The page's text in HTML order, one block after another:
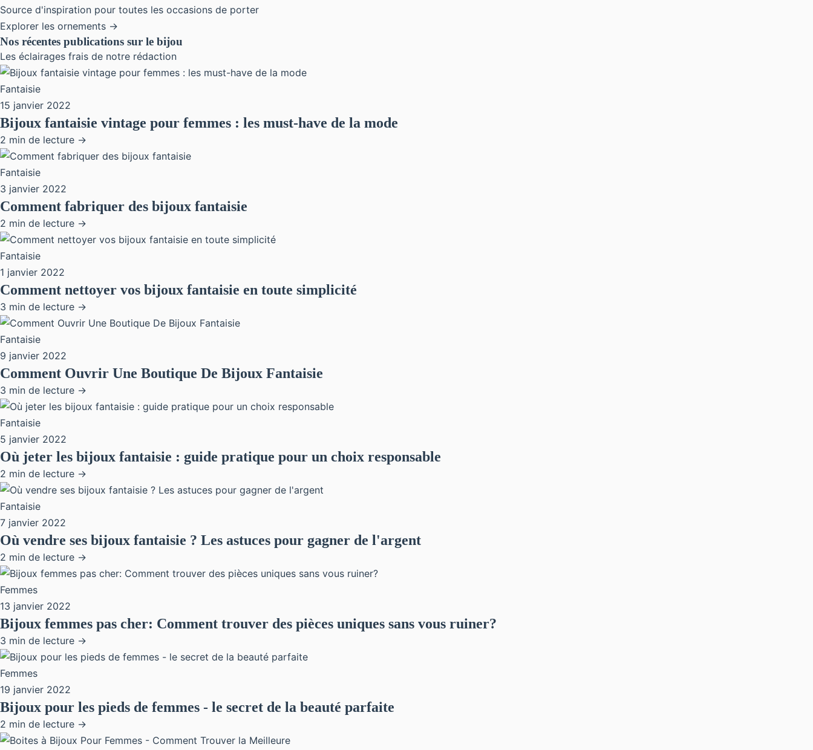
Source d'inspiration pour toutes les occasions de porter
Explorer les ornements →
Nos récentes publications sur le bijou
Les éclairages frais de notre rédaction
Fantaisie
15 janvier 2022
Bijoux fantaisie vintage pour femmes : les must-have de la mode
2 min de lecture →
Fantaisie
3 janvier 2022
Comment fabriquer des bijoux fantaisie
2 min de lecture →
Fantaisie
1 janvier 2022
Comment nettoyer vos bijoux fantaisie en toute simplicité
3 min de lecture →
Fantaisie
9 janvier 2022
Comment Ouvrir Une Boutique De Bijoux Fantaisie
3 min de lecture →
Fantaisie
5 janvier 2022
Où jeter les bijoux fantaisie : guide pratique pour un choix responsable
2 min de lecture →
Fantaisie
7 janvier 2022
Où vendre ses bijoux fantaisie ? Les astuces pour gagner de l'argent
2 min de lecture →
Femmes
13 janvier 2022
Bijoux femmes pas cher: Comment trouver des pièces uniques sans vous ruiner?
3 min de lecture →
Femmes
19 janvier 2022
Bijoux pour les pieds de femmes - le secret de la beauté parfaite
2 min de lecture →